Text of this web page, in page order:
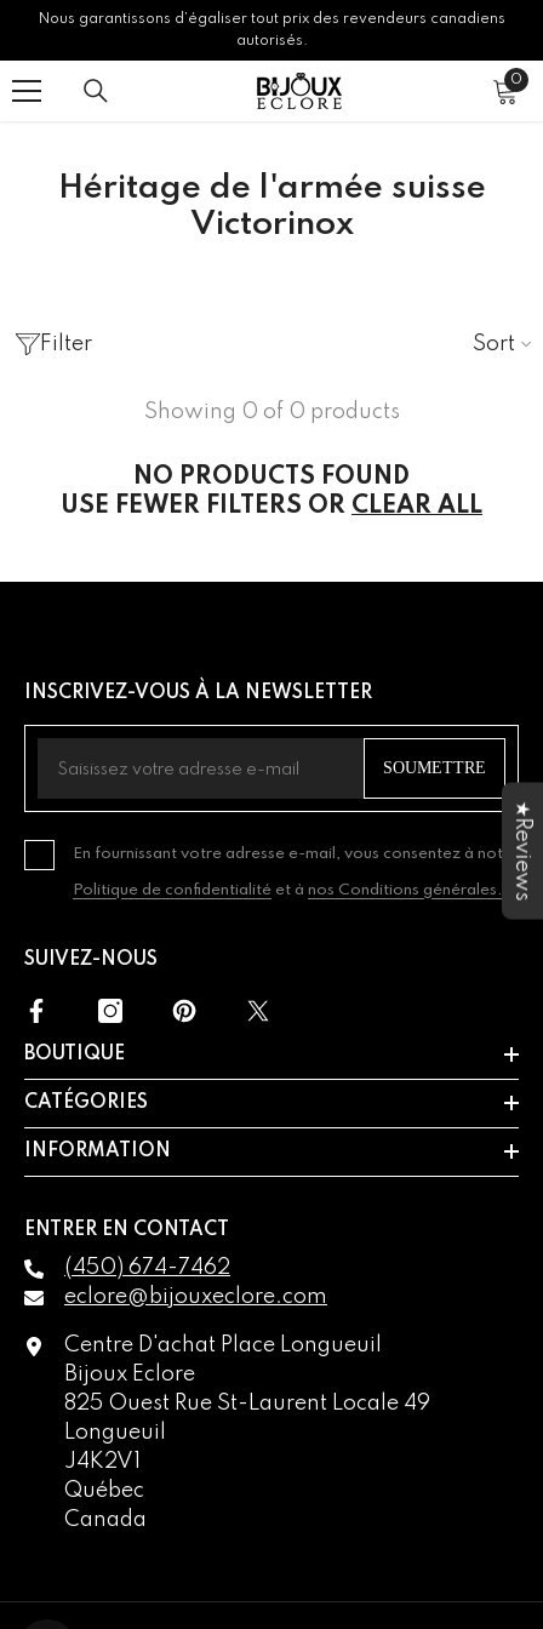
SKIP TO CONTENT
Nous garantissons d’égaliser tout prix des revendeurs canadiens
autorisés.
00
Héritage de l'armée suisse
Victorinox
Filter Sort
Showing 0 of 0 products
NO PRODUCTS FOUND
USE FEWER FILTERS OR CLEAR ALL
INSCRIVEZ-VOUS À LA NEWSLETTER
SOUMETTRE
En fournissant votre adresse e-mail, vous consentez à notre
Politique de confidentialité et à nos Conditions générales.
SUIVEZ-NOUS
BOUTIQUE
CATÉGORIES
INFORMATION
ENTRER EN CONTACT
(450) 674-7462
eclore@bijouxeclore.com
Centre D'achat Place Longueuil
Bijoux Eclore
825 Ouest Rue St-Laurent Locale 49
Longueuil
J4K2V1
Québec
Canada
★Reviews